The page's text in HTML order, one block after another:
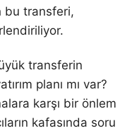
bu transferi,
transferin
planı mı var?
karşı bir önlem
kafasında soru